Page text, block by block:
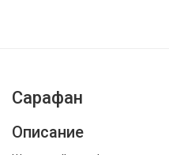
Сарафан
Описание